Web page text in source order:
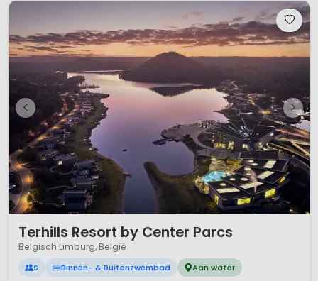
Terhills Resort by Center Parcs
Belgisch Limburg, België
S Binnen- & Buitenzwembad Aan water